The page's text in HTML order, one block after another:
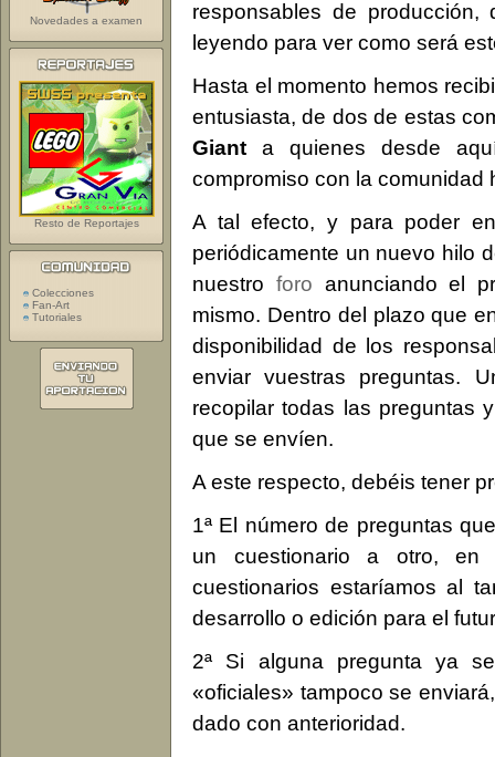
responsables de
leyendo para ver como será
Hasta el momento hemos
entusiasta, de dos de estas
Giant a quienes desde
compromiso con la comunidad
A tal efecto, y para poder
periódicamente un nuevo hilo
nuestro foro anunciando el
mismo. Dentro del plazo que
disponibilidad de los
enviar vuestras preguntas.
recopilar todas las preguntas
que se envíen.
A este respecto, debéis tener
1ª El número de preguntas
un cuestionario a otro, en
cuestionarios estaríamos al
desarrollo o edición para el
2ª Si alguna pregunta ya
«oficiales» tampoco se
dado con anterioridad.
Novedades a examen
Resto de Reportajes
Colecciones
Fan-Art
Tutoriales